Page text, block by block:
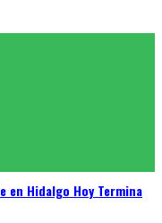
en Hidalgo Hoy Termina